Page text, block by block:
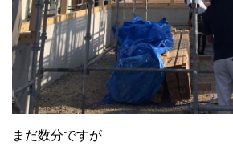
まだ数分ですが